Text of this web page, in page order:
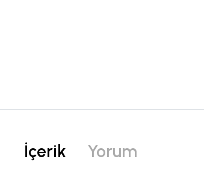
İçerik Yorum